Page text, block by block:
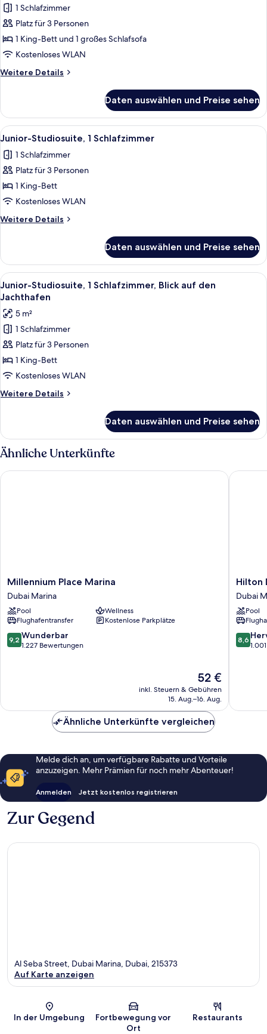
auf
den
für
Zimmer,
1 King-
Bett
und
Schlafsofa
1 Schlafzimmer
Platz für 3 Personen
1 King-Bett und 1 großes Schlafsofa
Kostenloses WLAN
Weitere Details
Weitere
1 King-
Bett
und
Daten auswählen und Preise sehen
Alle
Fotos
für
Junior-
Studiosuite,
1
Schlafzimmer
anzeigen
Junior-Studiosuite, 1 Schlafzimmer |
11
Junior-Studiosuite, 1 Schlafzimmer
1 Schlafzimmer
Platz für 3 Personen
1 King-Bett
Kostenloses WLAN
Weitere Details
Weitere
Studiosuite,
Schlafzimmer
Daten auswählen und Preise sehen
Alle
Fotos
für
Junior-
Studiosuite,
1
Schlafzimmer,
Blick
auf
den
anzeigen
Ein modernes Hotelzimmer mit Blick
4
Junior-Studiosuite, 1 Schlafzimmer, Blick auf den
Jachthafen
5 m²
1 Schlafzimmer
Platz für 3 Personen
1 King-Bett
Kostenloses WLAN
Weitere Details
Weitere
Studiosuite,
1
Schlafzimmer,
auf
Daten auswählen und Preise sehen
Ähnliche Unterkünfte
Millennium
Place
Marina
Dubai
Marina
Millennium Place Marina
Dubai Marina
Pool
Wellness
Flughafentransfer
Kostenlose Parkplätze
9.2
von
9,2 Wunderbar
1.227 Bewertungen
Der
Preis
beträgt
52 €
inkl. Steuern & Gebühren
15. Aug.–16. Aug.
Millennium Place Marina
Hilton
Dubai
the
Walk
Dubai
Marina
Hilton
Dubai
Pool
8.6
von
8,6
Hilton
Ähnliche Unterkünfte vergleichen
Melde dich an, um verfügbare Rabatte und Vorteile
anzuzeigen. Mehr Prämien für noch mehr Abenteuer!
Anmelden Jetzt kostenlos registrieren
Zur Gegend
Karte
Al Seba Street, Dubai Marina, Dubai, 215373
Auf Karte anzeigen
In der Umgebung
Fortbewegung vor
Ort
Restaurants